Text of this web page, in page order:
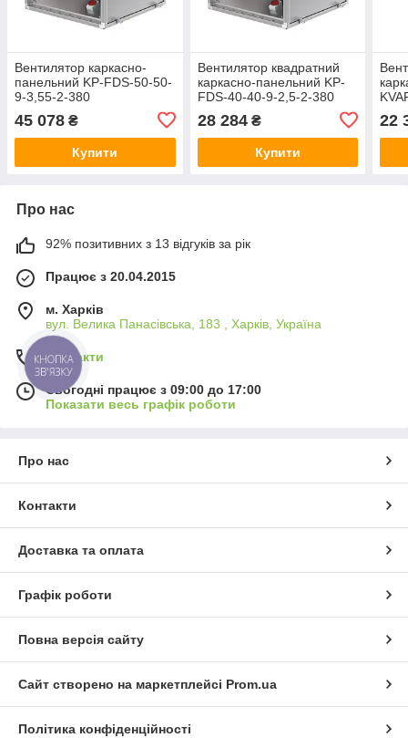
Вентилятор каркасно-
панельний KP-FDS-50-50-
9-3,55-2-380
45 078 ₴
Купити
Вентилятор квадратний
каркасно-панельний KP-
FDS-40-40-9-2,5-2-380
28 284₴
Купити
22
Про нас
92% позитивних з 13 відгуків за рік
Працює з 20.04.2015
м. Харків
вул. Велика Панасівська, 183 , Харків, Україна
Контакти
Сьогодні працює з 09:00 до 17:00
Показати весь графік роботи
Про нас
Контакти
Доставка та оплата
Графік роботи
Повна версія сайту
Сайт створено на маркетплейсі Prom.ua
Політика конфіденційності
КНОПКА
ЗВ'ЯЗКУ